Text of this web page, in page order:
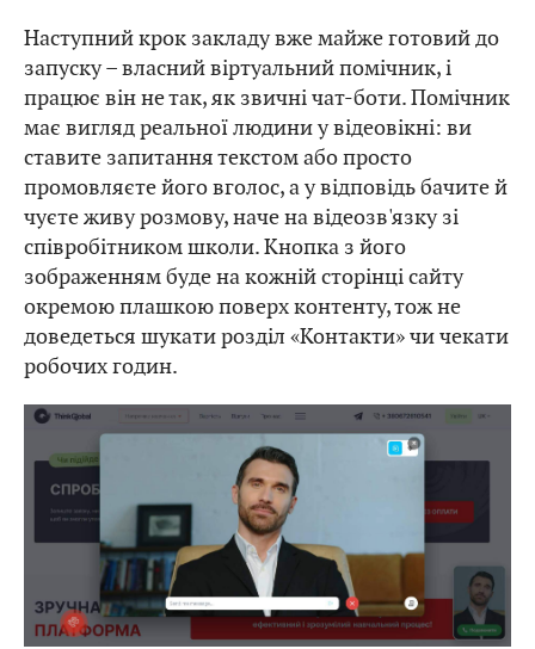
Наступний крок закладу вже майже готовий до
запуску – власний віртуальний помічник, і
працює він не так, як звичні чат-боти. Помічник
має вигляд реальної людини у відеовікні: ви
ставите запитання текстом або просто
промовляєте його вголос, а у відповідь бачите й
чуєте живу розмову, наче на відеозв'язку зі
співробітником школи. Кнопка з його
зображенням буде на кожній сторінці сайту
окремою плашкою поверх контенту, тож не
доведеться шукати розділ «Контакти» чи чекати
робочих годин.